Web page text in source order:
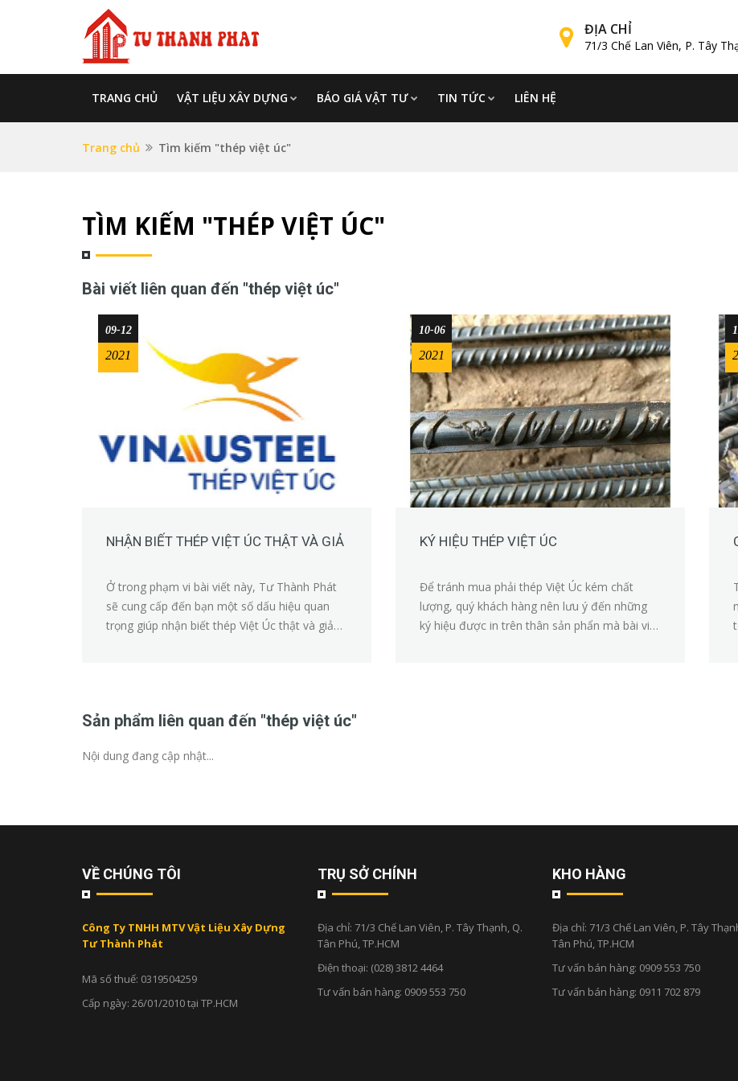
ĐỊA CHỈ
71/3 Chế Lan Viên, P. Tây
TRANG CHỦ VẬT LIỆU XÂY DỰNG BÁO GIÁ VẬT TƯ TIN TỨC LIÊN HỆ
Trang chủ Tìm kiếm "thép việt úc"
TÌM KIẾM "THÉP VIỆT ÚC"
Bài viết liên quan đến "thép việt úc"
NHẬN BIẾT THÉP VIỆT ÚC THẬT VÀ GIẢ
09-12
2021
Ở trong phạm vi bài viết này, Tư Thành Phát
sẽ cung cấp đến bạn một số dấu hiệu quan
trọng giúp nhận biết thép Việt Úc thật và giả
KÝ HIỆU THÉP VIỆT ÚC
10-06
2021
Để tránh mua phải thép Việt Úc kém chất
lượng, quý khách hàng nên lưu ý đến những
ký hiệu được in trên thân sản phẩn mà bài viết
Sản phẩm liên quan đến "thép việt úc"
Nội dung đang cập nhật...
VỀ CHÚNG TÔI
Công Ty TNHH MTV Vật Liệu Xây Dựng
Tư Thành Phát
Mã số thuế: 0319504259
Cấp ngày: 26/01/2010 tại TP.HCM
TRỤ SỞ CHÍNH
Địa chỉ: 71/3 Chế Lan Viên, P. Tây Thạnh, Q.
Tân Phú, TP.HCM
Điện thoại: (028) 3812 4464
Tư vấn bán hàng: 0909 553 750
KHO HÀNG
Địa chỉ: 71/3 Chế Lan Viên, P. Tây
Tân Phú, TP.HCM
Tư vấn bán hàng: 0909 553 750
Tư vấn bán hàng: 0911 702 879